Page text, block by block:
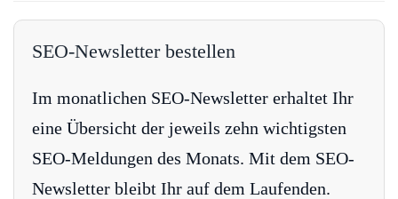
SEO-Newsletter bestellen
Im monatlichen SEO-Newsletter erhaltet Ihr
eine Übersicht der jeweils zehn wichtigsten
SEO-Meldungen des Monats. Mit dem SEO-
Newsletter bleibt Ihr auf dem Laufenden.